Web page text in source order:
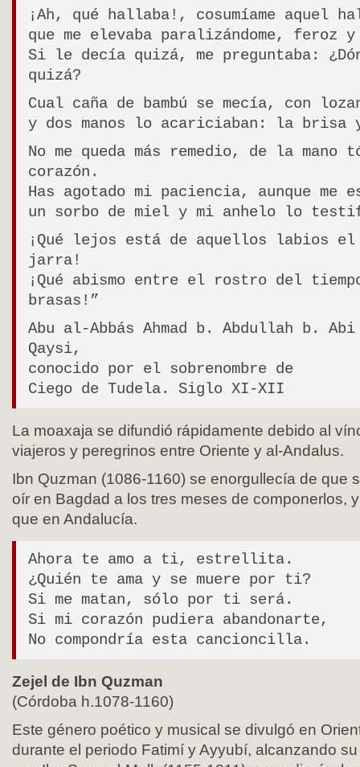
¡Ah, qué hallaba!, cosumíame aquel
que me elevaba paralizándome, feroz
Si le decía quizá, me preguntaba:
quizá?
Cual caña de bambú se mecía, con
y dos manos lo acariciaban: la
No me queda más remedio, de la mano
corazón.
Has agotado mi paciencia, aunque me
un sorbo de miel y mi anhelo lo
¡Qué lejos está de aquellos labios
jarra!
¡Qué abismo entre el rostro del
brasas!”
Abu al-Abbás Ahmad b. Abdullah b.
Qaysi,
conocido por el sobrenombre de
Ciego de Tudela. Siglo XI-XII
La moaxaja se difundió rápidamente debido al
viajeros y peregrinos entre Oriente y al-Andalus.
Ibn Quzman (1086-1160) se enorgullecía de que
oír en Bagdad a los tres meses de componerlos,
que en Andalucía.
Ahora te amo a ti, estrellita.
¿Quién te ama y se muere por ti?
Si me matan, sólo por ti será.
Si mi corazón pudiera abandonarte,
No compondría esta cancioncilla.
Zejel de Ibn Quzman
(Córdoba h.1078-1160)
Este género poético y musical se divulgó en
durante el periodo Fatimí y Ayyubí, alcanzando